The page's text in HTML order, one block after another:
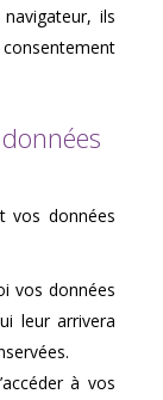
ils
vos données
vos données
leur arrivera
à vos